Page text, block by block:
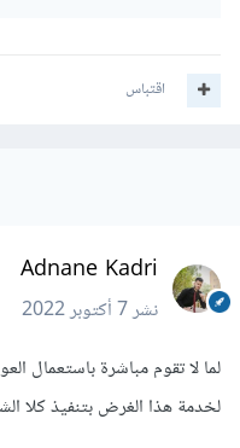
اقتباس
Adnane Kadri
نشر7 أكتوبر 2022
لخدمة هذا الغرض بتنفيذ كلا